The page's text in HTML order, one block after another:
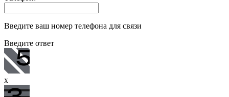
Введите ваш номер телефона для связи
Введите ответ
x